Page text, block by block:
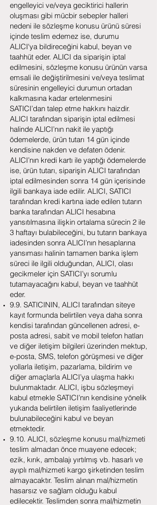
engelleyici ve/veya geciktirici hallerin
oluşması gibi mücbir sebepler halleri
nedeni ile sözleşme konusu ürünü süresi
içinde teslim edemez ise, durumu
ALICI'ya bildireceğini kabul, beyan ve
taahhüt eder. ALICI da siparişin iptal
edilmesini, sözleşme konusu ürünün varsa
emsali ile değiştirilmesini ve/veya teslimat
süresinin engelleyici durumun ortadan
kalkmasına kadar ertelenmesini
SATICI’dan talep etme hakkını haizdir.
ALICI tarafından siparişin iptal edilmesi
halinde ALICI’nın nakit ile yaptığı
ödemelerde, ürün tutarı 14 gün içinde
kendisine nakden ve defaten ödenir.
ALICI’nın kredi kartı ile yaptığı ödemelerde
ise, ürün tutarı, siparişin ALICI tarafından
iptal edilmesinden sonra 14 gün içerisinde
ilgili bankaya iade edilir. ALICI, SATICI
tarafından kredi kartına iade edilen tutarın
banka tarafından ALICI hesabına
yansıtılmasına ilişkin ortalama sürecin 2 ile
3 haftayı bulabileceğini, bu tutarın bankaya
iadesinden sonra ALICI’nın hesaplarına
yansıması halinin tamamen banka işlem
süreci ile ilgili olduğundan, ALICI, olası
gecikmeler için SATICI’yı sorumlu
tutamayacağını kabul, beyan ve taahhüt
eder.
9.9. SATICININ, ALICI tarafından siteye
kayıt formunda belirtilen veya daha sonra
kendisi tarafından güncellenen adresi, e-
posta adresi, sabit ve mobil telefon hatları
ve diğer iletişim bilgileri üzerinden mektup,
e-posta, SMS, telefon görüşmesi ve diğer
yollarla iletişim, pazarlama, bildirim ve
diğer amaçlarla ALICI’ya ulaşma hakkı
bulunmaktadır. ALICI, işbu sözleşmeyi
kabul etmekle SATICI’nın kendisine yönelik
yukarıda belirtilen iletişim faaliyetlerinde
bulunabileceğini kabul ve beyan
etmektedir.
9.10. ALICI, sözleşme konusu mal/hizmeti
teslim almadan önce muayene edecek;
ezik, kırık, ambalajı yırtılmış vb. hasarlı ve
ayıplı mal/hizmeti kargo şirketinden teslim
almayacaktır. Teslim alınan mal/hizmetin
hasarsız ve sağlam olduğu kabul
edilecektir. Teslimden sonra mal/hizmetin